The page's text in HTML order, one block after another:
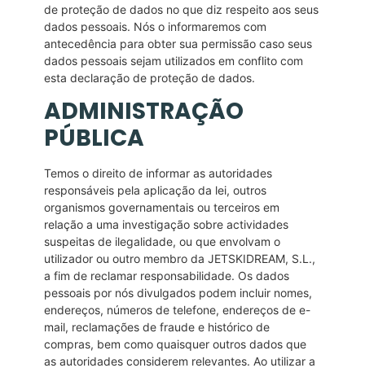
de proteção de dados no que diz respeito aos seus
dados pessoais. Nós o informaremos com
antecedência para obter sua permissão caso seus
dados pessoais sejam utilizados em conflito com
esta declaração de proteção de dados.
ADMINISTRAÇÃO
PÚBLICA
Temos o direito de informar as autoridades
responsáveis pela aplicação da lei, outros
organismos governamentais ou terceiros em
relação a uma investigação sobre actividades
suspeitas de ilegalidade, ou que envolvam o
utilizador ou outro membro da JETSKIDREAM, S.L.,
a fim de reclamar responsabilidade. Os dados
pessoais por nós divulgados podem incluir nomes,
endereços, números de telefone, endereços de e-
mail, reclamações de fraude e histórico de
compras, bem como quaisquer outros dados que
as autoridades considerem relevantes. Ao utilizar a